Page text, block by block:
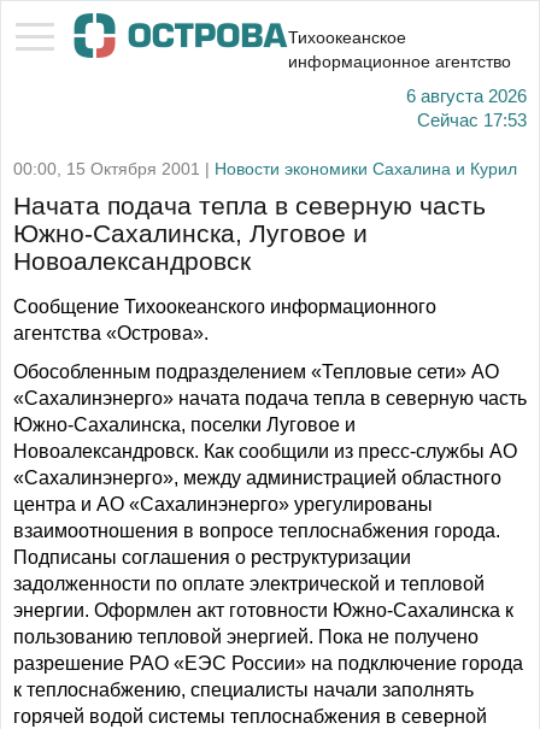
Тихоокеанское
информационное агентство
6 августа 2026
Сейчас 17:53
00:00, 15 Октября 2001 | Новости экономики Сахалина и Курил
Начата подача тепла в северную часть
Южно-Сахалинска, Луговое и
Новоалександровск
Сообщение Тихоокеанского информационного
агентства «Острова».
Обособленным подразделением «Тепловые сети» АО
«Сахалинэнерго» начата подача тепла в северную часть
Южно-Сахалинска, поселки Луговое и
Новоалександровск. Как сообщили из пресс-службы АО
«Сахалинэнерго», между администрацией областного
центра и АО «Сахалинэнерго» урегулированы
взаимоотношения в вопросе теплоснабжения города.
Подписаны соглашения о реструктуризации
задолженности по оплате электрической и тепловой
энергии. Оформлен акт готовности Южно-Сахалинска к
пользованию тепловой энергией. Пока не получено
разрешение РАО «ЕЭС России» на подключение города
к теплоснабжению, специалисты начали заполнять
горячей водой системы теплоснабжения в северной